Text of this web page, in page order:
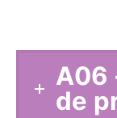
A06
de